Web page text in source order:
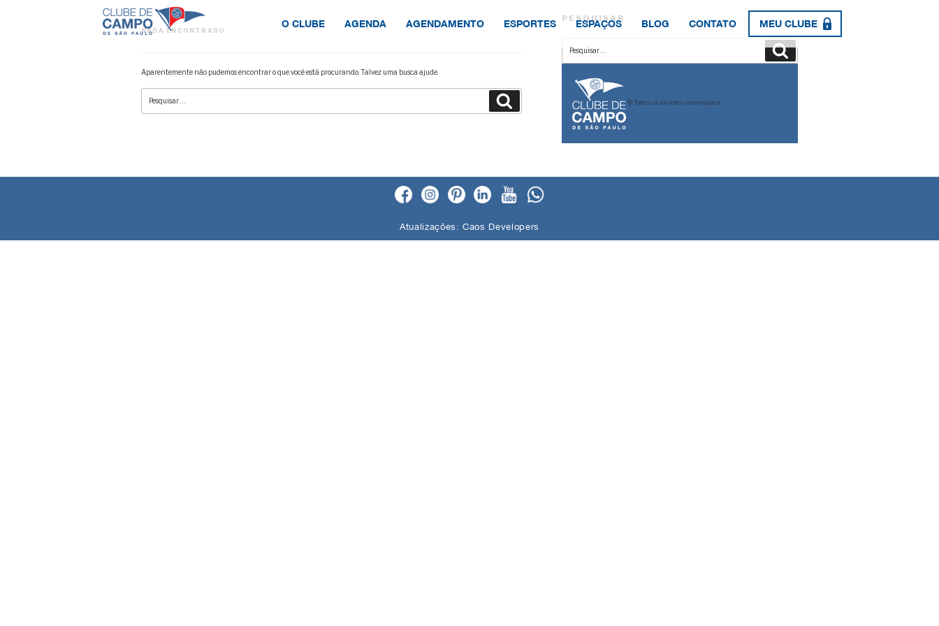
O CLUBE AGENDA AGENDAMENTO ESPORTES ESPAÇOS BLOG CONTATO MEU CLUBE
NADA ENCONTRADO
Aparentemente não pudemos encontrar o que você está procurando. Talvez uma busca ajude.
Pesquisar
por:
PESQUISAR
por:
Pesquisar
© Todos os direitos reservados
Atualizações:Caos Developers